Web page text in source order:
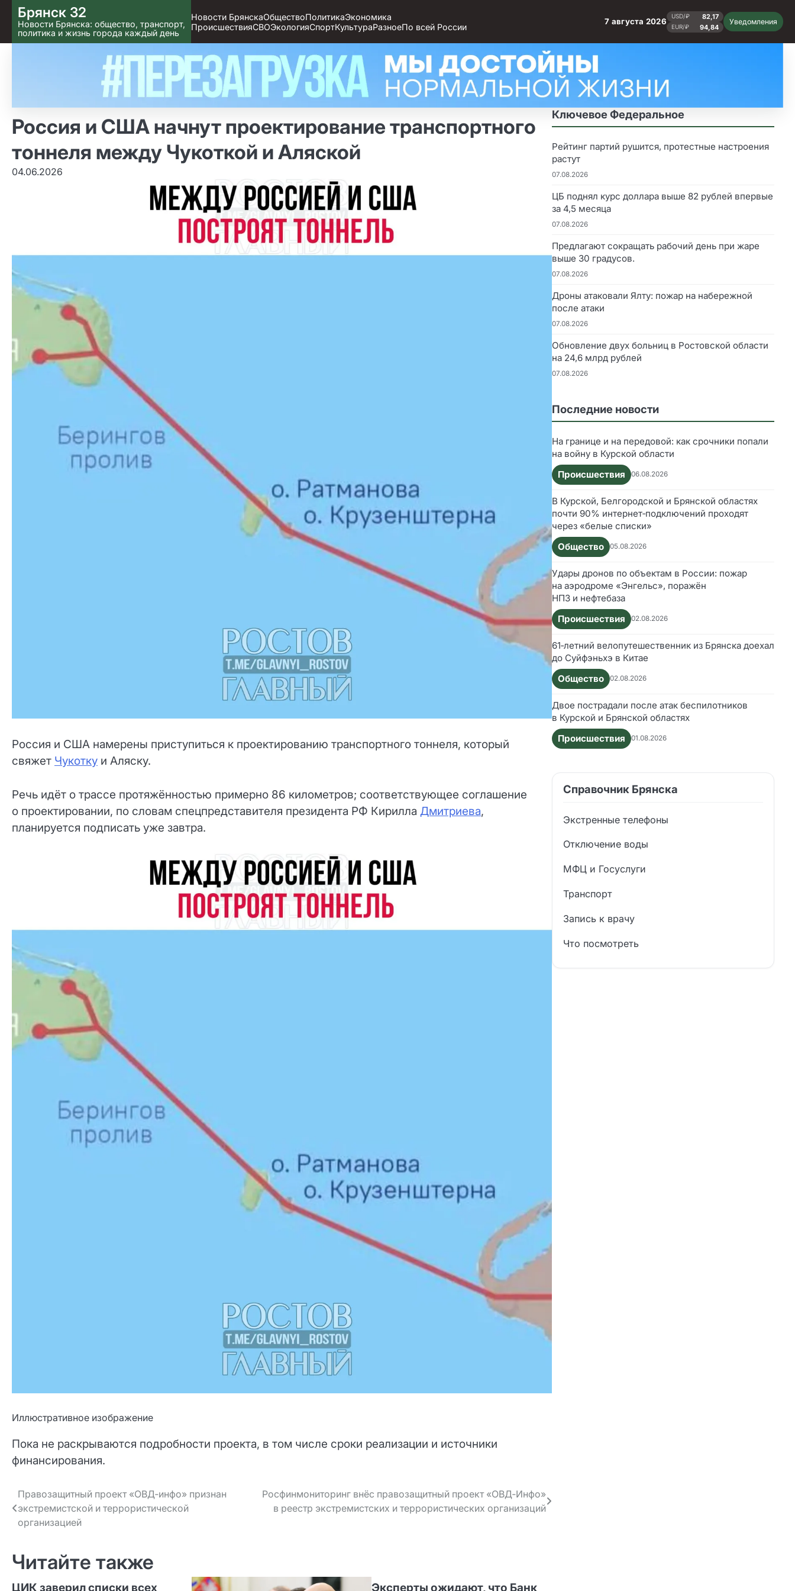
Skip
to content
Брянск 32
Новости Брянска: общество, транспорт,
политика и жизнь города каждый день
Новости БрянскаОбществоПолитикаЭкономика
ПроисшествияСВОЭкологияСпортКультураРазноеПо всей России
7 августа 2026
USD/₽ 82,17
EUR/₽ 94,84
Уведомления
Россия и США начнут проектирование транспортного
тоннеля между Чукоткой и Аляской
04.06.2026
Россия и США намерены приступиться к проектированию транспортного тоннеля, который
свяжет Чукотку и Аляску.
Речь идёт о трассе протяжённостью примерно 86 километров; соответствующее соглашение
о проектировании, по словам спецпредставителя президента РФ Кирилла Дмитриева,
планируется подписать уже завтра.
Иллюстративное изображение
Пока не раскрываются подробности проекта, в том числе сроки реализации и источники
финансирования.
Навигация
по записям
Правозащитный проект «ОВД‑инфо» признан
экстремистской и террористической
организацией
Росфинмониторинг внёс правозащитный проект «ОВД‑Инфо»
в реестр экстремистских и террористических организаций
Читайте также
ЦИК заверил списки всех
Эксперты ожидают, что Банк
Ключевое Федеральное
Рейтинг партий рушится, протестные настроения
растут
07.08.2026
ЦБ поднял курс доллара выше 82 рублей впервые
за 4,5 месяца
07.08.2026
Предлагают сокращать рабочий день при жаре
выше 30 градусов.
07.08.2026
Дроны атаковали Ялту: пожар на набережной
после атаки
07.08.2026
Обновление двух больниц в Ростовской области
на 24,6 млрд рублей
07.08.2026
Последние новости
На границе и на передовой: как срочники попали
на войну в Курской области
Происшествия
06.08.2026
В Курской, Белгородской и Брянской областях
почти 90% интернет‑подключений проходят
через «белые списки»
Общество
05.08.2026
Удары дронов по объектам в России: пожар
на аэродроме «Энгельс», поражён
НПЗ и нефтебаза
Происшествия
02.08.2026
61‑летний велопутешественник из Брянска доехал
до Суйфэньхэ в Китае
Общество
02.08.2026
Двое пострадали после атак беспилотников
в Курской и Брянской областях
Происшествия
01.08.2026
Справочник Брянска
Экстренные телефоны
Отключение воды
МФЦ и Госуслуги
Транспорт
Запись к врачу
Что посмотреть